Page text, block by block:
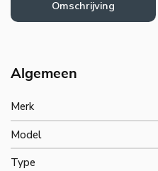
Omschrijving
Algemeen
Merk
Model
Type